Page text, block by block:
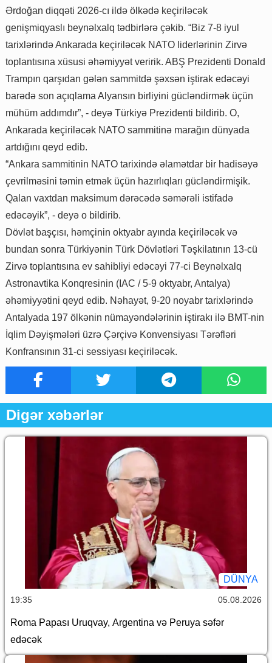
Ərdoğan diqqəti 2026-cı ildə ölkədə keçiriləcək
genişmiqyaslı beynəlxalq tədbirlərə çəkib. “Biz 7-8 iyul
tarixlərində Ankarada keçiriləcək NATO liderlərinin Zirvə
toplantısına xüsusi əhəmiyyət veririk. ABŞ Prezidenti Donald
Trampın qarşıdan gələn sammitdə şəxsən iştirak edəcəyi
barədə son açıqlama Alyansın birliyini gücləndirmək üçün
mühüm addımdır”, - deyə Türkiyə Prezidenti bildirib. O,
Ankarada keçiriləcək NATO sammitinə marağın dünyada
artdığını qeyd edib.
“Ankara sammitinin NATO tarixində əlamətdar bir hadisəyə
çevrilməsini təmin etmək üçün hazırlıqları gücləndirmişik.
Qalan vaxtdan maksimum dərəcədə səmərəli istifadə
edəcəyik”, - deyə o bildirib.
Dövlət başçısı, həmçinin oktyabr ayında keçiriləcək və
bundan sonra Türkiyənin Türk Dövlətləri Təşkilatının 13-cü
Zirvə toplantısına ev sahibliyi edəcəyi 77-ci Beynəlxalq
Astronavtika Konqresinin (IAC / 5-9 oktyabr, Antalya)
əhəmiyyətini qeyd edib. Nəhayət, 9-20 noyabr tarixlərində
Antalyada 197 ölkənin nümayəndələrinin iştirakı ilə BMT-nin
İqlim Dəyişmələri üzrə Çərçivə Konvensiyası Tərəfləri
Konfransının 31-ci sessiyası keçiriləcək.
Digər xəbərlər
DÜNYA
19:35 05.08.2026
Roma Papası Uruqvay, Argentina və Peruya səfər
edəcək